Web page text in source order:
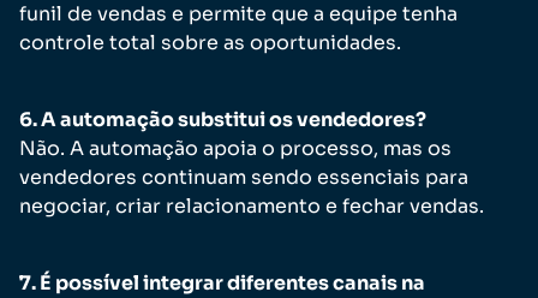
funil de vendas e permite que a equipe tenha
controle total sobre as oportunidades.
6. A automação substitui os vendedores?
Não. A automação apoia o processo, mas os
vendedores continuam sendo essenciais para
negociar, criar relacionamento e fechar vendas.
7. É possível integrar diferentes canais na